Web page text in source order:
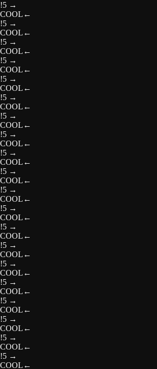
!5 →
COOL ←
!5 →
COOL ←
!5 →
COOL ←
!5 →
COOL ←
!5 →
COOL ←
!5 →
COOL ←
!5 →
COOL ←
!5 →
COOL ←
!5 →
COOL ←
!5 →
COOL ←
!5 →
COOL ←
!5 →
COOL ←
!5 →
COOL ←
!5 →
COOL ←
!5 →
COOL ←
!5 →
COOL ←
!5 →
COOL ←
!5 →
COOL ←
!5 →
COOL ←
!5 →
COOL ←